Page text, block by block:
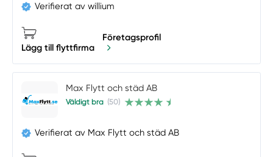
Verifierat av willium
Lägg till flyttfirma
Företagsprofil
Max Flytt och städ AB
Väldigt bra (50)
Verifierat av Max Flytt och städ AB